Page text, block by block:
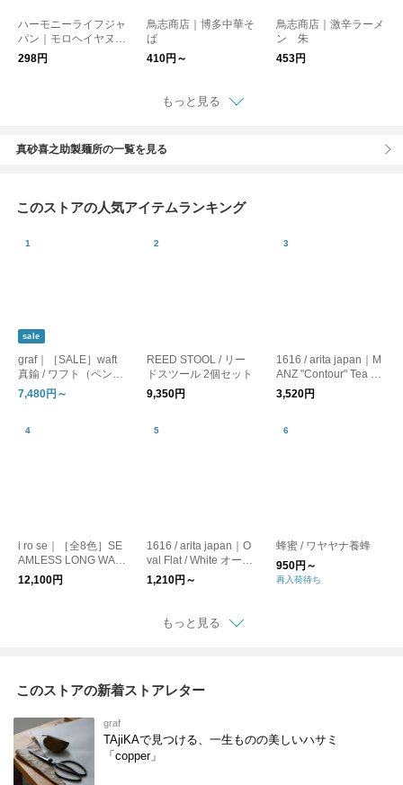
ハーモニーライフジャ
パン｜モロヘイヤヌー
ドル
298円
鳥志商店｜博多中華そ
ば
410円～
鳥志商店｜激辛ラーメ
ン 朱
453円
もっと見る
真砂喜之助製麺所の一覧を見る
このストアの人気アイテムランキング
sale
graf｜［SALE］waft
真鍮 / ワフト（ペンダ
ントライト・照明）
7,480円～
REED STOOL / リー
ドスツール 2個セット
9,350円
1616 / arita japan｜M
ANZ "Contour" Tea Cu
p / ティーカップ
3,520円
i ro se｜［全8色］SE
AMLESS LONG WAL
LET 長財布
12,100円
1616 / arita japan｜O
val Flat / White オーバ
ルプレート お皿
1,210円～
蜂蜜 / ワヤヤナ養蜂
950円～
再入荷待ち
もっと見る
このストアの新着ストアレター
graf
TAjiKAで見つける、一生ものの美しいハサミ
「copper」